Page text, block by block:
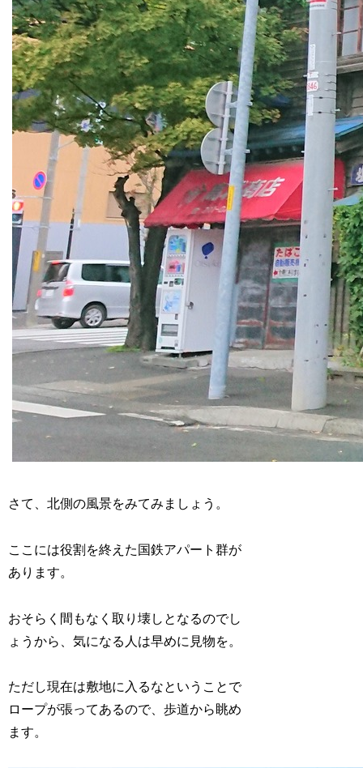
さて、北側の風景をみてみましょう。
ここには役割を終えた国鉄アパート群が
あります。
おそらく間もなく取り壊しとなるのでし
ょうから、気になる人は早めに見物を。
ただし現在は敷地に入るなということで
ロープが張ってあるので、歩道から眺め
ます。